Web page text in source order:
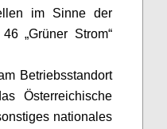
im Sinne der
„Grüner Strom“
Betriebsstandort
Österreichische
nationales